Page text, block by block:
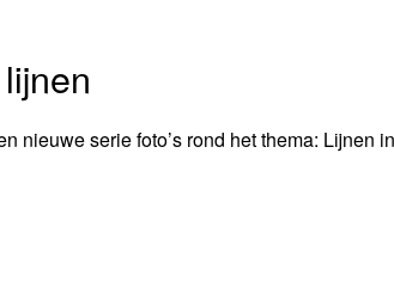
nieuwe serie foto’s rond het thema: Lijnen